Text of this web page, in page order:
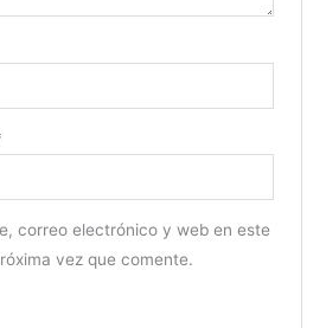
correo electrónico y web en este
vez que comente.